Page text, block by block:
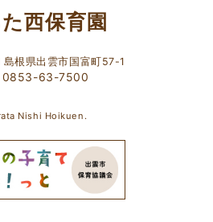
西保育園
根県出雲市国富町57-1
0853-63-7500
Nishi Hoikuen.